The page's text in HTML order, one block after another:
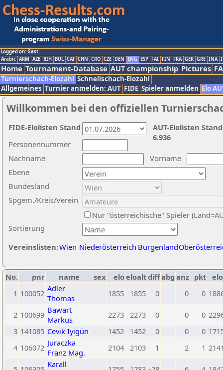
Logged on: Gast
Arabic ARM AZE BIH BUL CAT CHN CRO CZE DEN ENG ESP FAI FIN FRA GER GRE INA
Home Tournament-Database AUT championship Pictures
Turnierschach-Elozahl Schnellschach-Elozahl
Allgemeines Turnier anmelden: AUT FIDE Spieler anmelden Elo
Willkommen bei den offiziellen
Nachname
Vorname
Ebene
Sortierung
Personennummer
Bundesland
Spgem./Kreis/Verein
Nur "österreichische" Spieler
Vereinslisten:Wien Niederösterreich Burgenland
AUT-Elolisten
6.936
FIDE-Elolisten Stand
No. pnr name sex eloeloaltdiffabg anz pkt
1 100052 Adler
Thomas
1855 1855 0 0 0
2 100699 Bawart
Markus
2273 2273 0 0 0
3 141085 Cevik Iyigün 1452 1452 0 0 0
4 106072 Juraczka
Franz Mag.
2104 2103 1 2 1
Karall